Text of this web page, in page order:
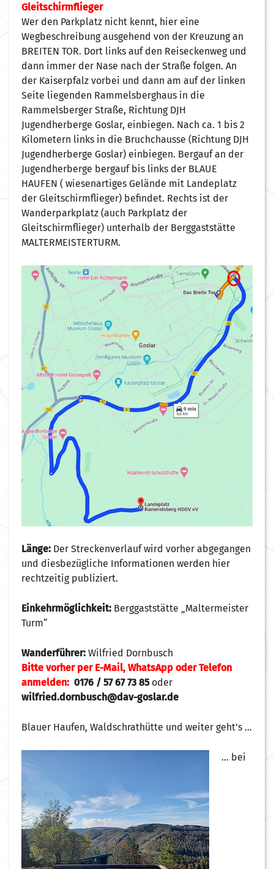
Gleitschirmflieger
Wer den Parkplatz nicht kennt, hier eine
Wegbeschreibung ausgehend von der Kreuzung an
BREITEN TOR. Dort links auf den Reiseckenweg und
dann immer der Nase nach der Straße folgen. An
der Kaiserpfalz vorbei und dann am auf der linken
Seite liegenden Rammelsberghaus in die
Rammelsberger Straße, Richtung DJH
Jugendherberge Goslar, einbiegen. Nach ca. 1 bis 2
Kilometern links in die Bruchchausse (Richtung DJH
Jugendherberge Goslar) einbiegen. Bergauf an der
Jugendherberge bergauf bis links der BLAUE
HAUFEN ( wiesenartiges Gelände mit Landeplatz
der Gleitschirmflieger) befindet. Rechts ist der
Wanderparkplatz (auch Parkplatz der
Gleitschirmflieger) unterhalb der Berggaststätte
MALTERMEISTERTURM.
Länge: Der Streckenverlauf wird vorher abgegangen
und diesbezügliche Informationen werden hier
rechtzeitig publiziert.
Einkehrmöglichkeit: Berggaststätte „Maltermeister
Turm“
Wanderführer: Wilfried Dornbusch
Bitte vorher per E-Mail, WhatsApp oder Telefon
anmelden: 0176 / 57 67 73 85oder
wilfried.dornbusch@dav-goslar.de
Blauer Haufen, Waldschrathütte und weiter geht’s …
… bei